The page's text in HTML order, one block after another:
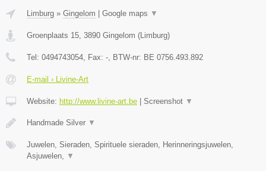
Limburg » Gingelom Google maps ▼
Groenplaats 15, 3890 Gingelom (Limburg)
Tel: 0494743054, Fax: -, BTW-nr: BE 0756.493.892
E-mail › Livine-Art
Website: http://www.livine-art.be Screenshot ▼
Handmade Silver ▼
Juwelen, Sieraden, Spirituele sieraden, Herinneringsjuwelen,
Asjuwelen, ▼